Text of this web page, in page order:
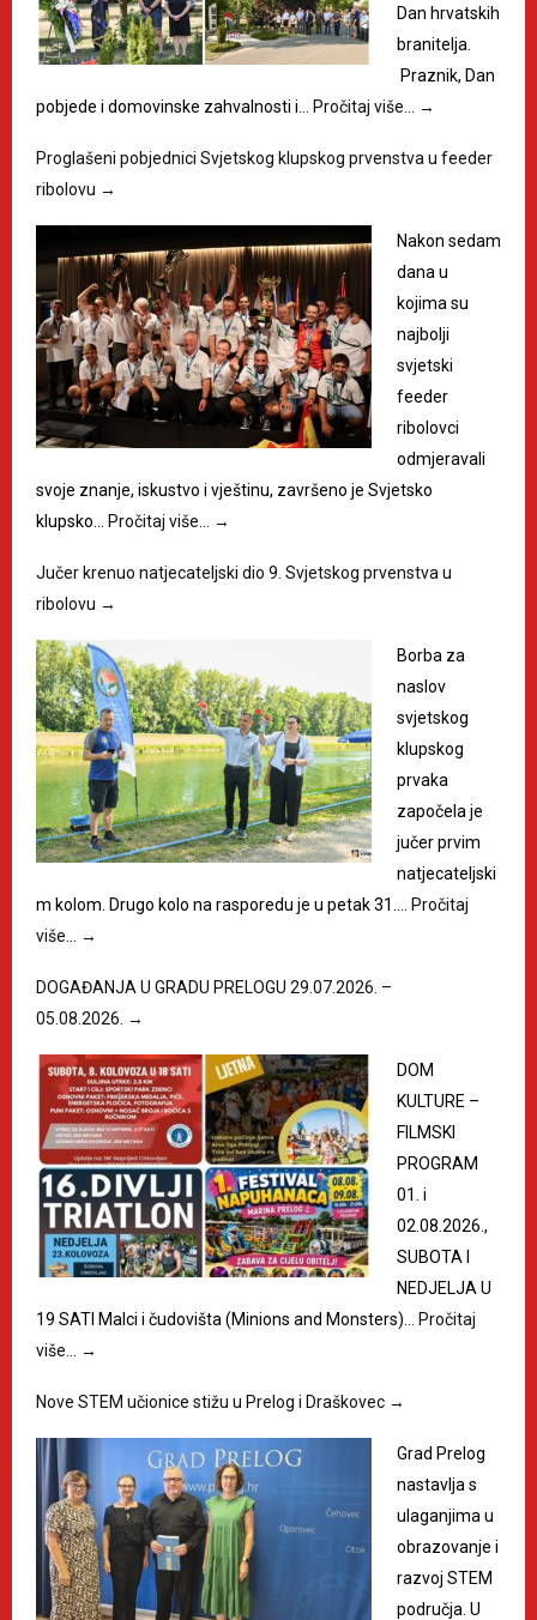
Dan hrvatskih
branitelja.
Praznik, Dan
pobjede i domovinske zahvalnosti i… Pročitaj više… →
Proglašeni pobjednici Svjetskog klupskog prvenstva u feeder
ribolovu →
Nakon sedam
dana u
kojima su
najbolji
svjetski
feeder
ribolovci
odmjeravali
svoje znanje, iskustvo i vještinu, završeno je Svjetsko
klupsko… Pročitaj više… →
Jučer krenuo natjecateljski dio 9. Svjetskog prvenstva u
ribolovu →
Borba za
naslov
svjetskog
klupskog
prvaka
započela je
jučer prvim
natjecateljski
m kolom. Drugo kolo na rasporedu je u petak 31.… Pročitaj
više…
→
DOGAĐANJA U GRADU PRELOGU 29.07.2026. –
05.08.2026. →
DOM
KULTURE –
FILMSKI
PROGRAM
01. i
02.08.2026.,
SUBOTA I
NEDJELJA U
19 SATI Malci i čudovišta (Minions and Monsters)… Pročitaj
više…
→
Nove STEM učionice stižu u Prelog i Draškovec →
Grad Prelog
nastavlja s
ulaganjima u
obrazovanje i
razvoj STEM
područja. U